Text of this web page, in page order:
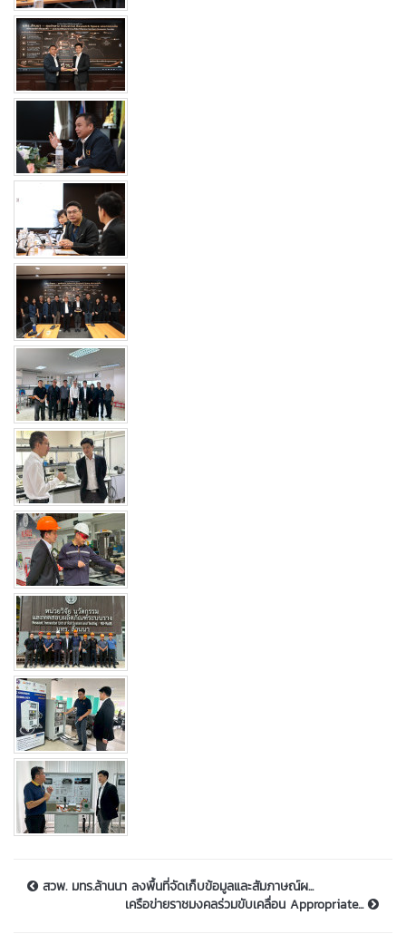
สวพ. มทร.ล้านนา ลงพื้นที่จัดเก็บข้อมูลและสัมภาษณ์ผ...
เครือข่ายราชมงคลร่วมขับเคลื่อน Appropriate...